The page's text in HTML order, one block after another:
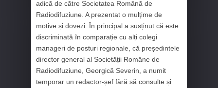
adică de către Societatea Română de
Radiodifuziune. A prezentat o mulțime de
motive și dovezi. În principal a susținut că este
discriminată în comparație cu alți colegi
manageri de posturi regionale, că președintele
director general al Societății Române de
Radiodifuziune, Georgică Severin, a numit
temporar un redactor-șef fără să consulte și